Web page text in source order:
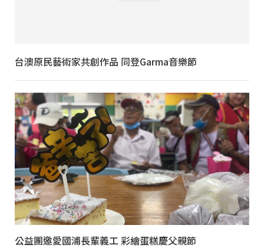
台澳原民藝術家共創作品 同登Garma音樂節
公益團邀愛國浦長輩義工 彩繪蛋糕慶父親節